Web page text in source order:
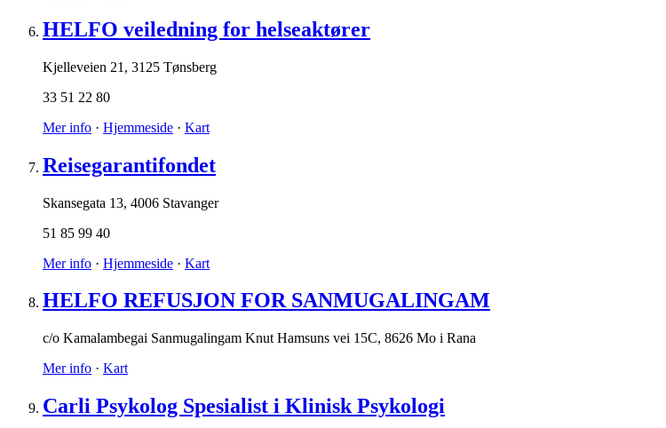
HELFO veiledning for helseaktører
Kjelleveien 21 , 3125 Tønsberg
33 51 22 80
Mer info · Hjemmeside · Kart
Reisegarantifondet
Skansegata 13, 4006 Stavanger
51 85 99 40
Mer info · Hjemmeside · Kart
HELFO REFUSJON FOR SANMUGALINGAM
c/o Kamalambegai Sanmugalingam Knut Hamsuns vei 15C, 8626 Mo i Rana
Mer info · Kart
Carli Psykolog Spesialist i Klinisk Psykologi